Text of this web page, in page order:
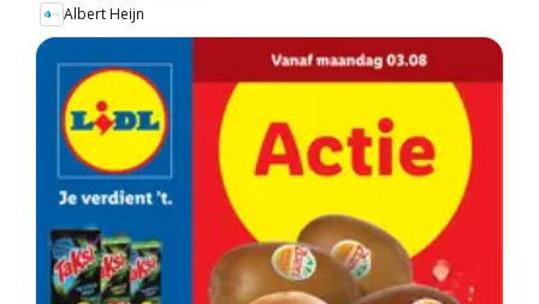
Albert Heijn